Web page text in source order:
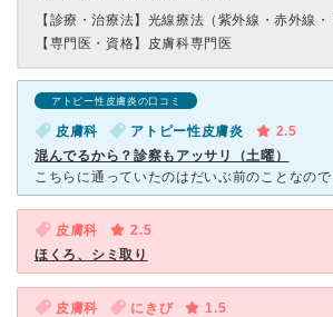
【診療・治療法】 光線療法（紫外線・赤外線・
【専門医・資格】 皮膚科専門医
アトピー性皮膚炎の口コミ
皮膚科 アトピー性皮膚炎
2.5
混んでるから？診察もアッサリ（土曜）
皮膚科
2.5
ほくろ、シミ取り
皮膚科 にきび
1.5